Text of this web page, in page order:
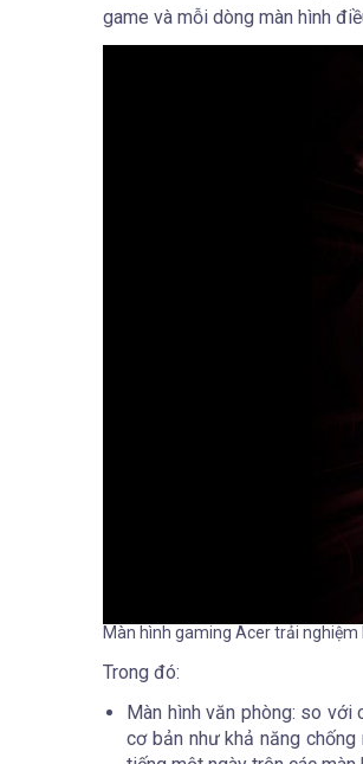
game và mỗi dòng màn hình
Màn hình gaming Acer trải nghiệm
Trong đó:
Màn hình văn phòng: so với
cơ bản như khả năng